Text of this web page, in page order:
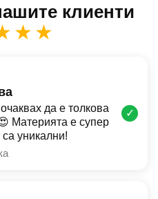
клиенти
да е толкова
Материята е супер
уникални!
✓